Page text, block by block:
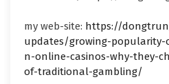
my web-site: https://
updates/growing-popularity-
n-online-casinos-why-they-
of-traditional-gambling/